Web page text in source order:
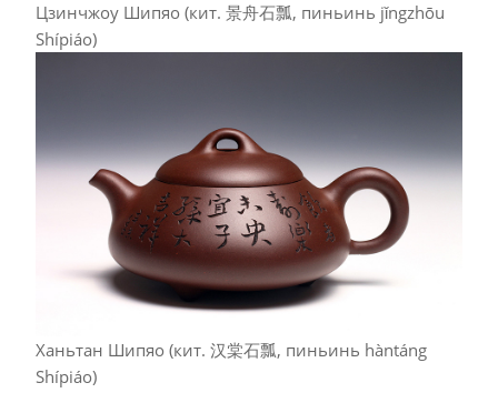
Цзинчжоу Шипяо (кит. 景舟石瓢, пиньинь jǐngzhōu
Shípiáo)
Ханьтан Шипяо (кит. 汉棠石瓢, пиньинь hàntáng
Shípiáo)